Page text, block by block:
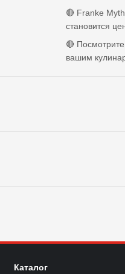
🔴 Franke
становится
🔴
вашим
Каталог